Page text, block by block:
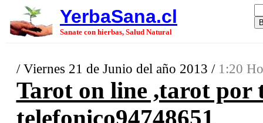
YerbaSana.cl
Sanate con hierbas, Salud Natural
/ Viernes 21 de Junio del año 2013 / 1:20
Tarot on line ,tarot por